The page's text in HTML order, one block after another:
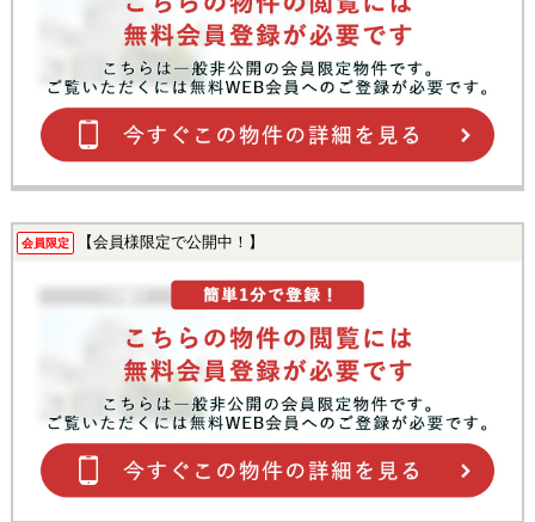
会員限定 【会員様限定で公開中！】